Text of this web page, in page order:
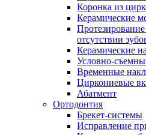
Коронка из
Керамические
отсутствии
Керамические
Условно-
Временные
Циркониевые
Абатмент
Ортодонтия
Брекет-системы
Исправление